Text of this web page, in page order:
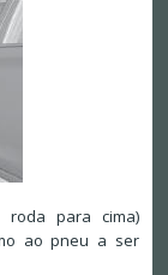
roda para cima)
ao pneu a ser